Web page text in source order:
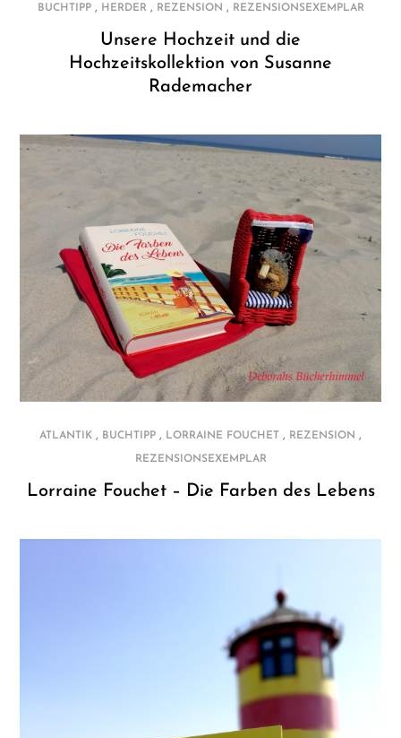
BUCHTIPP, HERDER, REZENSION , REZENSIONSEXEMPLAR
Unsere Hochzeit und die
Hochzeitskollektion von Susanne
Rademacher
ATLANTIK , BUCHTIPP , LORRAINE FOUCHET , REZENSION ,
REZENSIONSEXEMPLAR
Lorraine Fouchet – Die Farben des Lebens